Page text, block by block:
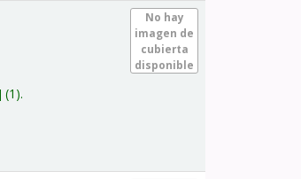
No hay
imagen de
cubierta
disponible
(1).